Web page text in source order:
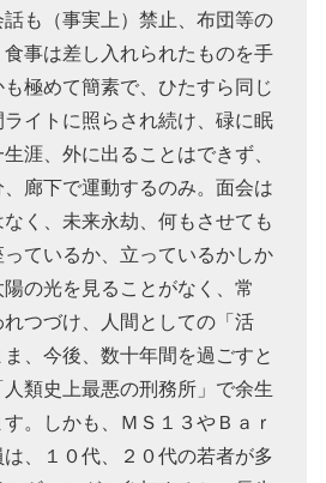
も（事実上）禁止、布団等の
事は差し入れられたものを手
極めて簡素で、ひたすら同じ
イトに照らされ続け、碌に眠
涯、外に出ることはできず、
廊下で運動するのみ。面会は
く、未来永劫、何もさせても
ているか、立っているかしか
の光を見ることがなく、常
つづけ、人間としての「活
、今後、数十年間を過ごすと
類史上最悪の刑務所」で余生
。しかも、ＭＳ１３やＢａｒ
は、１０代、２０代の若者が多